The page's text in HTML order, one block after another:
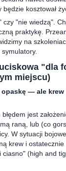
będzie kosztował
czy "nie wiedzą".
praktykę.
na
"dla
miejscu)
opaskę — ale krew
jest
raną, lub (co
W sytuacji
krew i ostatecznie
(high and